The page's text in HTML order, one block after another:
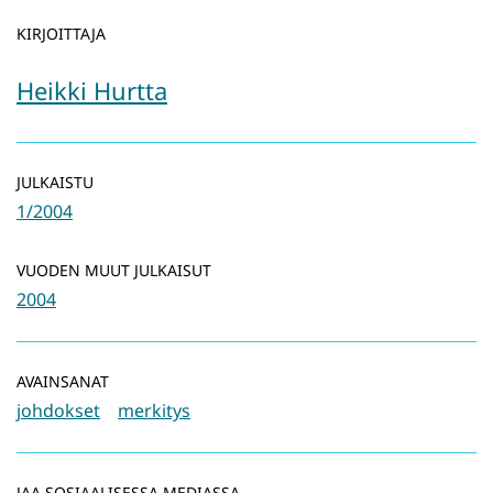
KIRJOITTAJA
Heikki Hurtta
JULKAISTU
1/2004
VUODEN MUUT JULKAISUT
2004
AVAINSANAT
johdokset merkitys